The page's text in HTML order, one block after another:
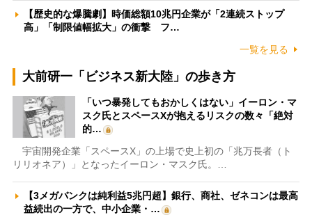
【歴史的な爆騰劇】時価総額10兆円企業が「2連続ストップ
高」「制限値幅拡大」の衝撃 フ…
一覧を見る
大前研一「ビジネス新大陸」の歩き方
「いつ暴発してもおかしくはない」イーロン・マ
スク氏とスペースXが抱えるリスクの数々「絶対
的…
宇宙開発企業「スペースX」の上場で史上初の「兆万長者（ト
リリオネア）」となったイーロン・マスク氏。…
【3メガバンクは純利益5兆円超】銀行、商社、ゼネコンは最高
益続出の一方で、中小企業・…